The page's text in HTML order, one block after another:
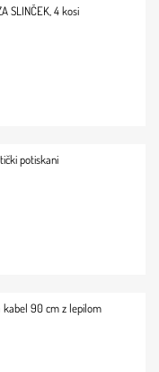
SLINČEK, 4 kosi
potiskani
kabel 90 cm z lepilom